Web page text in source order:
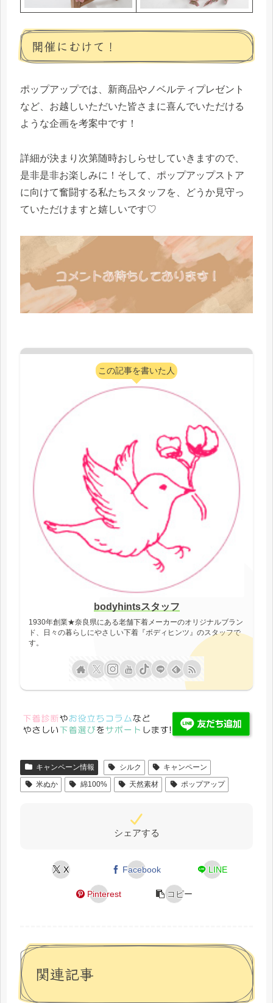
開催にむけて！
ポップアップでは、新商品やノベルティプレゼント
など、お越しいただいた皆さまに喜んでいただける
ような企画を考案中です！
詳細が決まり次第随時おしらせしていきますので、
是非是非お楽しみに！そして、ポップアップストア
に向けて奮闘する私たちスタッフを、どうか見守っ
ていただけますと嬉しいです♡
この記事を書いた人
bodyhintsスタッフ
1930年創業★奈良県にある老舗下着メーカーのオリジナルブラン
ド、日々の暮らしにやさしい下着『ボディヒンツ』のスタッフで
す。
キャンペーン情報 シルク
キャンペーン
米ぬか
綿100% 天然素材 ポップアップ
シェアする
X Facebook LINE
Pinterest コピー
関連記事